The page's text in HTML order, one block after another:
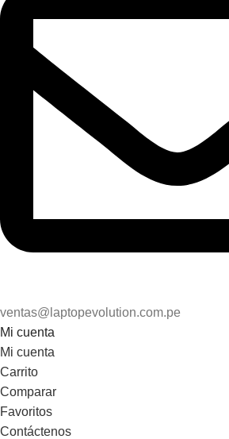
ventas@laptopevolution.com.pe
Mi cuenta
Mi cuenta
Carrito
Comparar
Favoritos
Contáctenos